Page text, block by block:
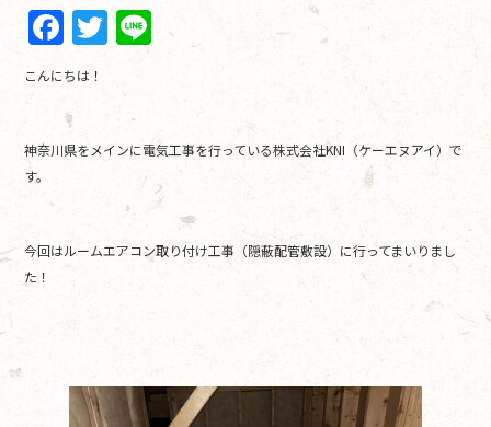
F
a
c
e
b
o
k
T
w
er
Li
こんにちは！
神奈川県をメインに電気工事を行っている株式会社KNI（ケーエヌアイ）で
す。
今回はルームエアコン取り付け工事（隠蔽配管敷設）に行ってまいりまし
た！